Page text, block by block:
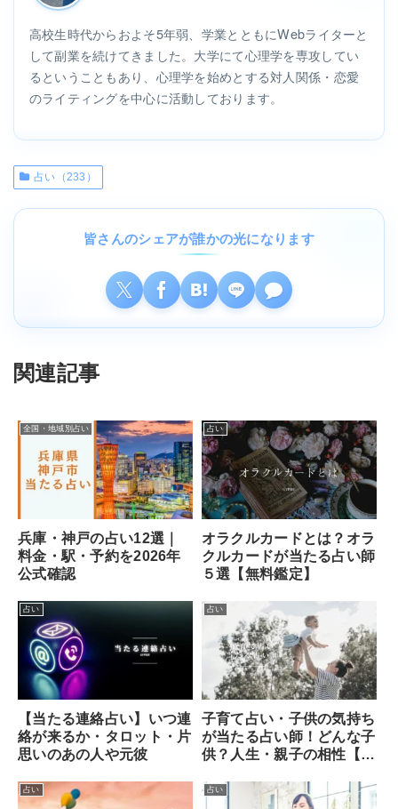
高校生時代からおよそ5年弱、学業とともにWebライターと
して副業を続けてきました。大学にて心理学を専攻してい
るということもあり、心理学を始めとする対人関係・恋愛
のライティングを中心に活動しております。
占い（233）
皆さんのシェアが誰かの光になります
関連記事
全国・地域別占い
兵庫・神戸の占い12選｜
料金・駅・予約を2026年
公式確認
占い
オラクルカードとは？オラ
クルカードが当たる占い師
５選【無料鑑定】
占い
【当たる連絡占い】いつ連
絡が来るか・タロット・片
思いのあの人や元彼
占い
子育て占い・子供の気持ち
が当たる占い師！どんな子
供？人生・親子の相性【無
占い 占い